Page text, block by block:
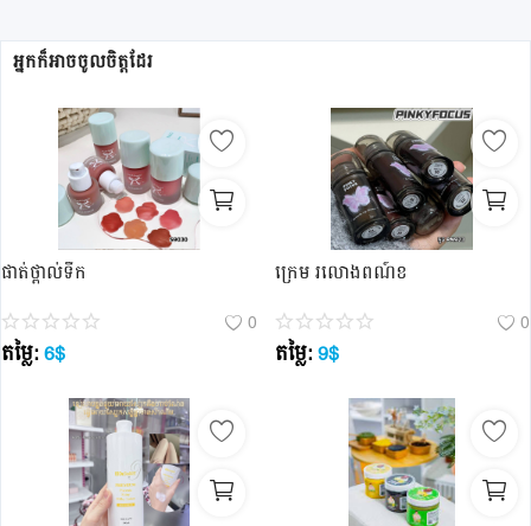
អ្នកក៏អាចចូលចិត្តដែរ
ផាត់ថ្ពាល់ទឹក
0
តម្លៃ:6$
ក្រេម រលោងពណ៍ខ
0
តម្លៃ:9$